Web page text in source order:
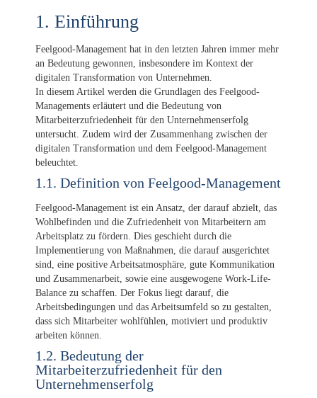
1. Einführung
Feelgood-Management hat in den letzten Jahren immer mehr
an Bedeutung gewonnen, insbesondere im Kontext der
digitalen Transformation von Unternehmen.
In diesem Artikel werden die Grundlagen des Feelgood-
Managements erläutert und die Bedeutung von
Mitarbeiterzufriedenheit für den Unternehmenserfolg
untersucht. Zudem wird der Zusammenhang zwischen der
digitalen Transformation und dem Feelgood-Management
beleuchtet.
1.1. Definition von Feelgood-Management
Feelgood-Management ist ein Ansatz, der darauf abzielt, das
Wohlbefinden und die Zufriedenheit von Mitarbeitern am
Arbeitsplatz zu fördern. Dies geschieht durch die
Implementierung von Maßnahmen, die darauf ausgerichtet
sind, eine positive Arbeitsatmosphäre, gute Kommunikation
und Zusammenarbeit, sowie eine ausgewogene Work-Life-
Balance zu schaffen. Der Fokus liegt darauf, die
Arbeitsbedingungen und das Arbeitsumfeld so zu gestalten,
dass sich Mitarbeiter wohlfühlen, motiviert und produktiv
arbeiten können.
1.2. Bedeutung der
Mitarbeiterzufriedenheit für den
Unternehmenserfolg